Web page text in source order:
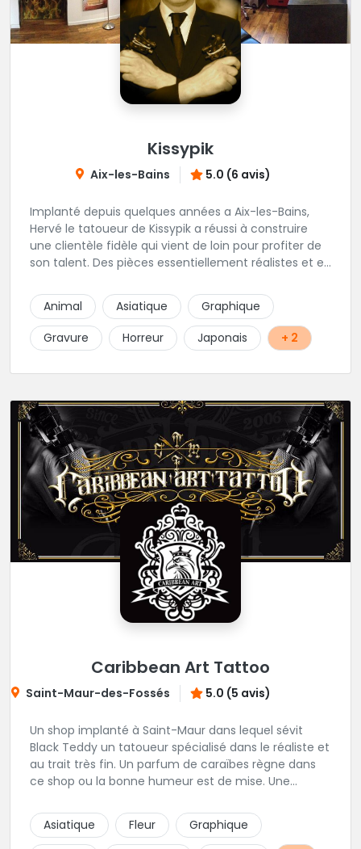
Kissypik
Aix-les-Bains 5.0 (6 avis)
Implanté depuis quelques années a Aix-les-Bains,
Hervé le tatoueur de Kissypik a réussi à construire
une clientèle fidèle qui vient de loin pour profiter de
son talent. Des pièces essentiellement réalistes et en
pas l'adresse? C'est normal, Hervé préfère que vous
l'appeliez avant de passer au studio... pour éviter les
moment de rush. Une adresse secrète donc...mais
excellente.
Animal Asiatique
Graphique
Gravure
Horreur Japonais + 2
Caribbean Art Tattoo
Saint-Maur-des-Fossés 5.0 (5 avis)
Un shop implanté à Saint-Maur dans lequel sévit
Black Teddy un tatoueur spécialisé dans le réaliste et
au trait très fin. Un parfum de caraïbes règne dans
ce shop ou la bonne humeur est de mise. Une
Asiatique
Fleur
Graphique